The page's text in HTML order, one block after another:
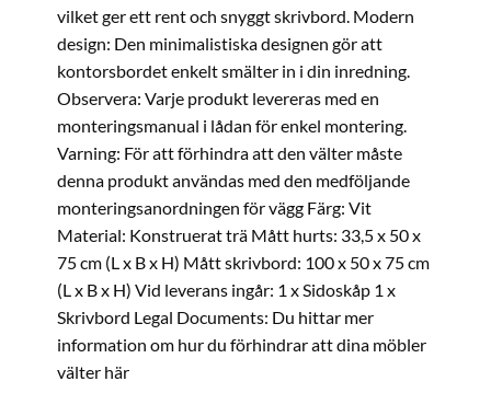
vilket ger ett rent och snyggt skrivbord. Modern
design: Den minimalistiska designen gör att
kontorsbordet enkelt smälter in i din inredning.
Observera: Varje produkt levereras med en
monteringsmanual i lådan för enkel montering.
Varning: För att förhindra att den välter måste
denna produkt användas med den medföljande
monteringsanordningen för vägg Färg: Vit
Material: Konstruerat trä Mått hurts: 33,5 x 50 x
75 cm (L x B x H) Mått skrivbord: 100 x 50 x 75 cm
(L x B x H) Vid leverans ingår: 1 x Sidoskåp 1 x
Skrivbord Legal Documents: Du hittar mer
information om hur du förhindrar att dina möbler
välter här